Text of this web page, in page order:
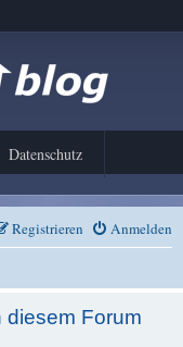
Datenschutz
Anmelden
Registrieren
diesem Forum